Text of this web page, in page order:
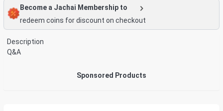
Become a Jachai Membership to
redeem coins for discount on checkout
Description
Q&A
Sponsored Products